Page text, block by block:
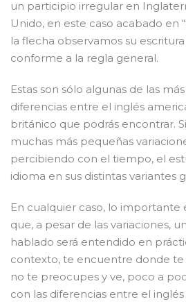
un participio irregular en
Unido, en este caso acabado en
la flecha observamos su
conforme a la regla general.
Estas son sólo algunas de las
diferencias entre el inglés
británico que podrás encontrar.
muchas más pequeñas
percibiendo con el tiempo, el
idioma en sus distintas variantes
En cualquier caso, lo importante
que, a pesar de las variaciones,
hablado será entendido en
contexto, te encuentre donde te
no te preocupes y ve, poco a
con las diferencias entre el